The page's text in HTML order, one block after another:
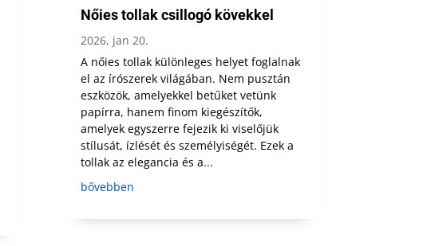
Nőies tollak csillogó kövekkel
2026, jan 20.
A nőies tollak különleges helyet foglalnak
el az írószerek világában. Nem pusztán
eszközök, amelyekkel betűket vetünk
papírra, hanem finom kiegészítők,
amelyek egyszerre fejezik ki viselőjük
stílusát, ízlését és személyiségét. Ezek a
tollak az elegancia és a...
bővebben